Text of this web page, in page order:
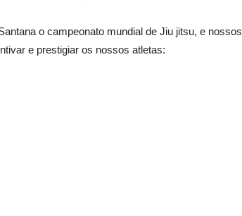
o campeonato mundial de Jiu jitsu, e nossos
e prestigiar os nossos atletas: